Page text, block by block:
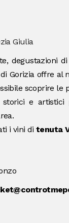
Giulia
degustazioni
Gorizia offre al
scoprire
e artistici
i vini di tenuta